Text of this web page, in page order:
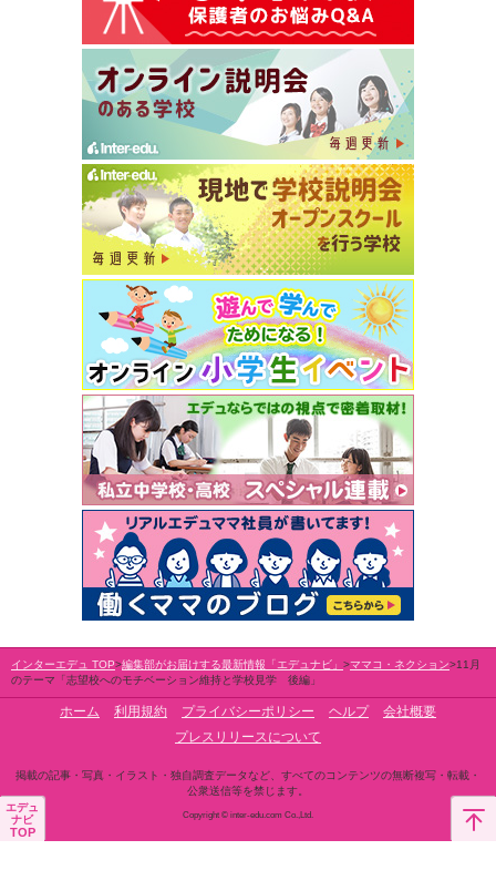
インターエデュ TOP 編集部がお届けする最新情報「エデュナビ」 ママコ・ネクション
11月
のテーマ「志望校へのモチベーション維持と学校見学 後編」
ホーム 利用規約 プライバシーポリシー ヘルプ
会社概要
プレスリリースについて
掲載の記事・写真・イラスト・独自調査データなど、すべてのコンテンツの無断複写・転載・
公衆送信等を禁じます。
Copyright © inter-edu.com Co.,Ltd.
エデュ
ナビ
TOP